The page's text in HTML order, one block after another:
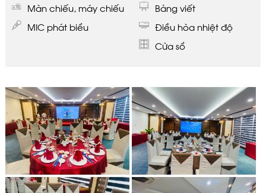
Màn chiếu, máy chiếu
Bảng viết
MIC phát biểu
Điều hòa nhiệt độ
Cửa sổ